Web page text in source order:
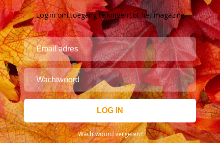
Log in om toegang te krijgen tot het magazine
Wachtwoord vergeten?